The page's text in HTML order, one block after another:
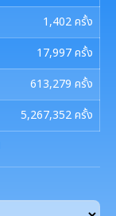
1,402ครั้ง
17,997ครั้ง
613,279 ครั้ง
5,267,352ครั้ง